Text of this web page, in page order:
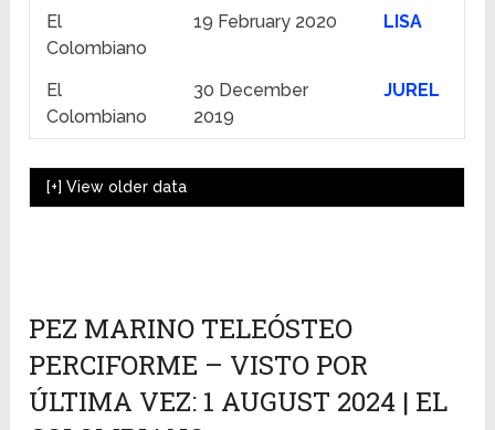
El
Colombiano
19 February 2020 LISA
El
Colombiano
30 December
2019
JUREL
[+]View older data
PEZ MARINO TELEÓSTEO
PERCIFORME – VISTO POR
ÚLTIMA VEZ: 1 AUGUST 2024 | EL